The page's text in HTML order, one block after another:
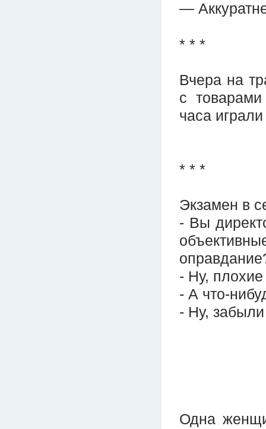
—
* * *
Вчера на
с
часа
* * *
Экзамен в
- Вы
- Ну,
- А что-
- Ну,
Одна